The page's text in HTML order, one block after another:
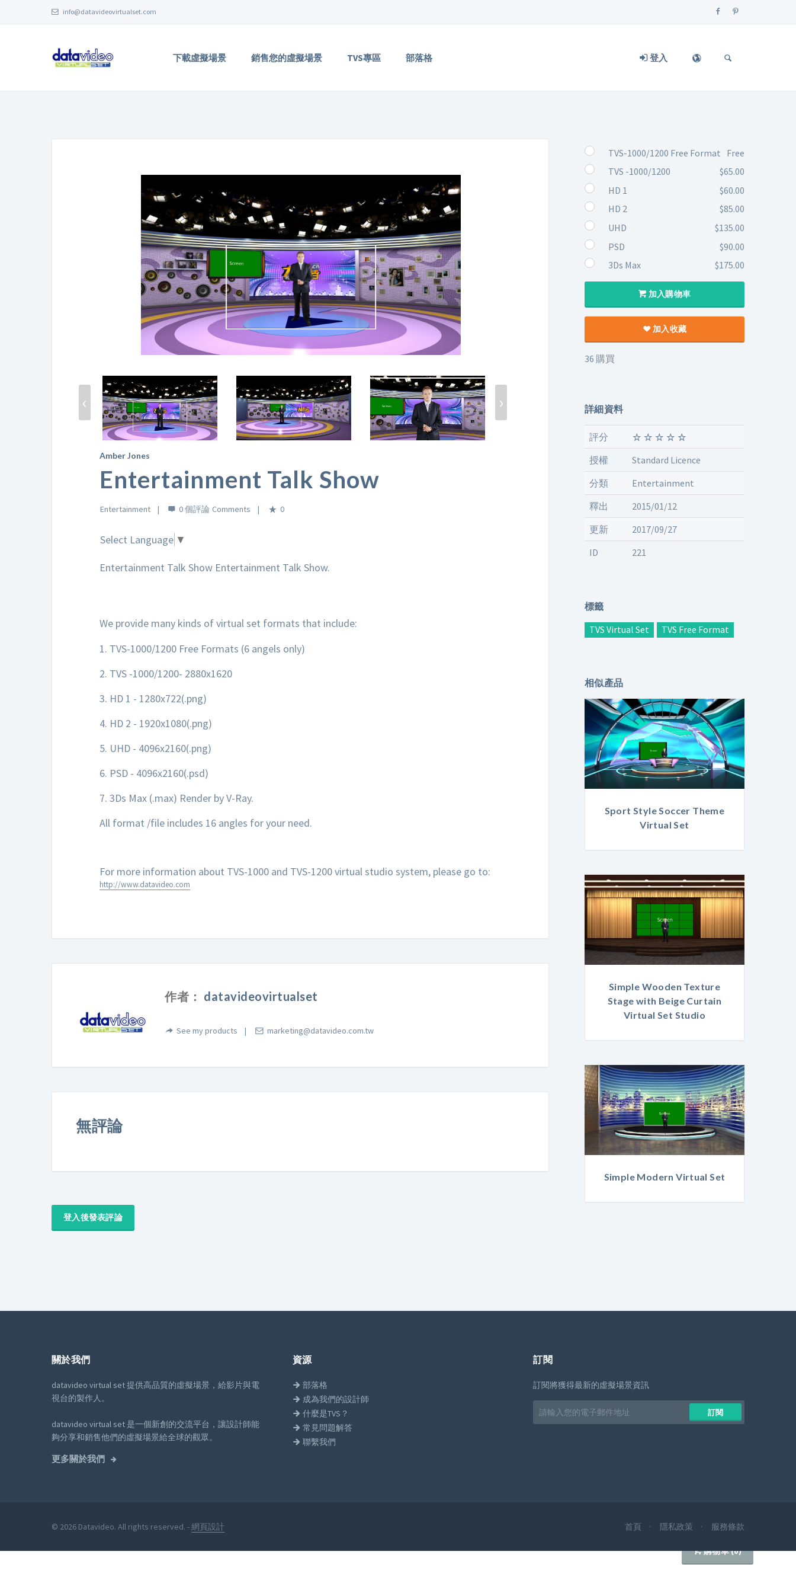
info@datavideovirtualset.com
下載虛擬場景 銷售您的虛擬場景 TVS專區 部落格 登入
‹ ›
Amber Jones
Entertainment Talk Show
Entertainment 0 個評論 0
Select Language ▼
Entertainment Talk Show Entertainment Talk Show.
We provide many kinds of virtual set formats that include:
1. TVS-1000/1200 Free Formats (6 angels only)
2. TVS -1000/1200- 2880x1620
3. HD 1 - 1280x722(.png)
4. HD 2 - 1920x1080(.png)
5. UHD - 4096x2160(.png)
6. PSD - 4096x2160(.psd)
7. 3Ds Max (.max) Render by V-Ray.
All format /file includes 16 angles for your need.
For more information about TVS-1000 and TVS-1200 virtual studio system, please go to:
http://www.datavideo.com
作者： datavideovirtualset
See my products marketing@datavideo.com.tw
無評論
登入後發表評論
TVS-1000/1200 Free Format Free
TVS -1000/1200
$65.00
HD 1
$60.00
HD 2
$85.00
UHD
$135.00
PSD
$90.00
3Ds Max
$175.00
加入購物車
加入收藏
36 購買
詳細資料
評分
授權
Standard Licence
分類
Entertainment
釋出
2015/01/12
更新
2017/09/27
ID
221
標籤
TVS Virtual Set TVS Free Format
相似產品
Sport Style Soccer Theme
Virtual Set
Simple Wooden Texture
Stage with Beige Curtain
Virtual Set Studio
Simple Modern Virtual Set
關於我們
datavideo virtual set 提供高品質的虛擬場景，給影片與電
視台的製作人。
datavideo virtual set 是一個新創的交流平台，讓設計師能
夠分享和銷售他們的虛擬場景給全球的觀眾。
更多關於我們
資源
部落格
成為我們的設計師
什麼是TVS？
常見問題解答
聯繫我們
訂閱
訂閱將獲得最新的虛擬場景資訊
Email
address
訂閱
© 2026 Datavideo. All rights reserved. -網頁設計 首頁 隱私政策 服務條款
購物車 (0)